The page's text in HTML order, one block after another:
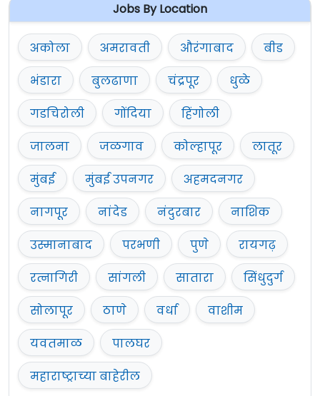
Jobs By Location
अकोला अमरावती औरंगाबाद
बीड
भंडारा
बुलढाणा चंद्रपूर
धुळे
गडचिरोली
गोंदिया
हिंगोली
जालना
जळगाव कोल्हापूर
लातूर
मुंबई
मुंबई उपनगर
अहमदनगर
नागपूर
नांदेड नंदुरबार
नाशिक
उस्मानाबाद
परभणी पुणे
रायगढ़
रत्नागिरी
सांगली सातारा
सिंधुदुर्ग
सोलापूर
ठाणे वर्धा
वाशीम
यवतमाळ
पालघर
महाराष्ट्राच्या बाहेरील